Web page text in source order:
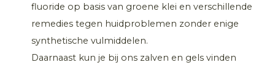
fluoride op basis van groene klei en verschillende
remedies tegen huidproblemen zonder enige
synthetische vulmiddelen.
Daarnaast kun je bij ons zalven en gels vinden